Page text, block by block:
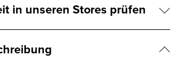
in unseren Stores prüfen